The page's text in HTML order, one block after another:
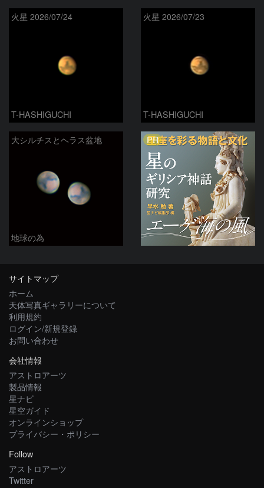
火星 2026/07/24
T-HASHIGUCHI
火星 2026/07/23
T-HASHIGUCHI
大シルチスとヘラス盆地
地球の為
PR
サイトマップ
ホーム
天体写真ギャラリーについて
利用規約
ログイン/新規登録
お問い合わせ
会社情報
アストロアーツ
製品情報
星ナビ
星空ガイド
オンラインショップ
プライバシー・ポリシー
Follow
アストロアーツ
Twitter